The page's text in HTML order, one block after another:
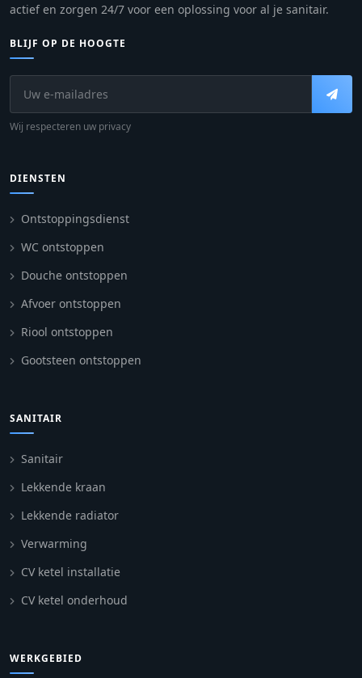
actief en zorgen 24/7 voor een oplossing voor al je sanitair.
BLIJF OP DE HOOGTE
Wij respecteren uw privacy
DIENSTEN
Ontstoppingsdienst
WC ontstoppen
Douche ontstoppen
Afvoer ontstoppen
Riool ontstoppen
Gootsteen ontstoppen
SANITAIR
Sanitair
Lekkende kraan
Lekkende radiator
Verwarming
CV ketel installatie
CV ketel onderhoud
WERKGEBIED